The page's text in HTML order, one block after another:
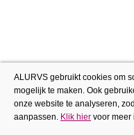
ALURVS gebruikt cookies om
mogelijk te maken. Ook
onze website te analyseren,
aanpassen. Klik hier voor meer